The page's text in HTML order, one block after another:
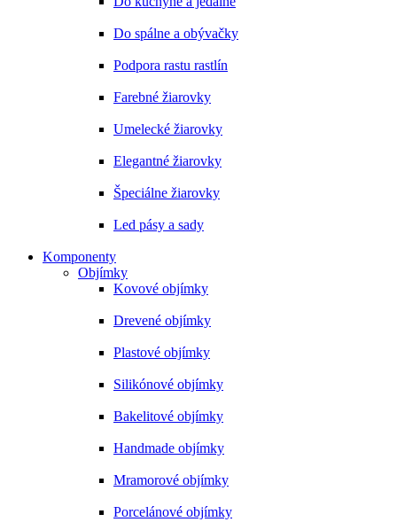
Do spálne a obývačky
Podpora rastu rastlín
Farebné žiarovky
Umelecké žiarovky
Elegantné žiarovky
Špeciálne žiarovky
Led pásy a sady
Komponenty
Objímky
Kovové objímky
Drevené objímky
Plastové objímky
Silikónové objímky
Bakelitové objímky
Handmade objímky
Mramorové objímky
Porcelánové objímky